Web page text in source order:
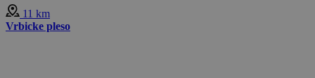
11 km
Vrbicke pleso